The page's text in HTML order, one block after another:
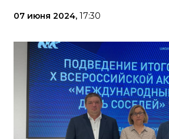
07 июня 2024, 17:30